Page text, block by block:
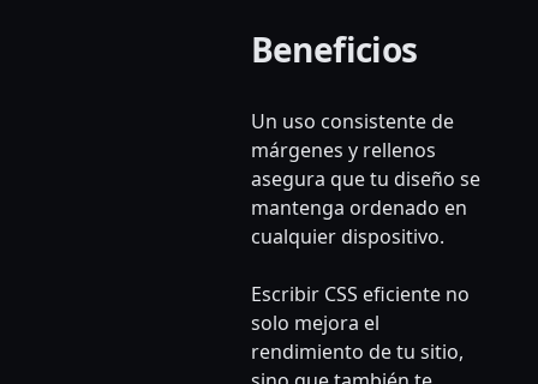
Beneficios
Un uso consistente de
márgenes y rellenos
asegura que tu diseño se
mantenga ordenado en
cualquier dispositivo.
Escribir CSS eficiente no
solo mejora el
rendimiento de tu sitio,